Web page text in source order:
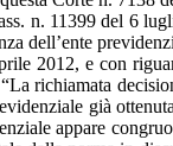
n. 11399 del 6
dell’ente
2012, e con
richiamata
già
appare